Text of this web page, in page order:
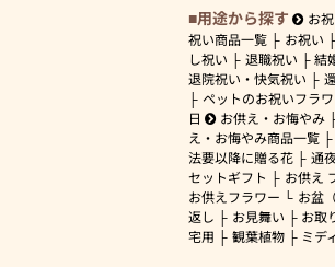
用途から探す お
祝い商品一覧
お祝い
し祝い
退職祝い 結
退院祝い・快気祝い
ペットのお祝いフラ
日
お供え・お悔やみ
え・お悔やみ商品一覧
法要以降に贈る花
通
セットギフト
お供え
お供えフラワー
お盆
返し
お見舞い お取
宅用
観葉植物 ミデ